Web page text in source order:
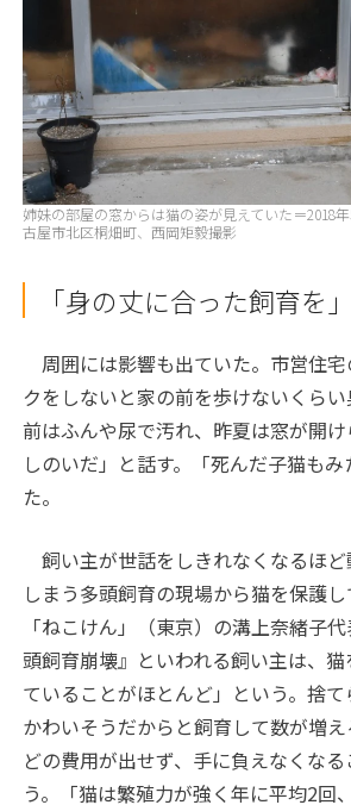
姉妹の部屋の窓からは猫の姿が見えていた＝2018
古屋市北区桐畑町、西岡矩毅撮影
「身の丈に合った飼育を」
周囲には影響も出ていた。市営住
クをしないと家の前を歩けないくら
前はふんや尿で汚れ、昨夏は窓が開
しのいだ」と話す。「死んだ子猫も
た。
飼い主が世話をしきれなくなるほ
しまう多頭飼育の現場から猫を保護
「ねこけん」（東京）の溝上奈緒子
頭飼育崩壊』といわれる飼い主は、
ていることがほとんど」という。捨
かわいそうだからと飼育して数が増
どの費用が出せず、手に負えなくな
う。「猫は繁殖力が強く年に平均2回